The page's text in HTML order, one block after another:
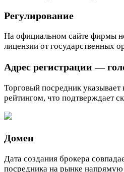
Регулирование
На официальном сайте фирмы
лицензии от государственных
Адрес регистрации —
Торговый посредник
рейтингом, что подтверждает
Домен
Дата создания брокера
посредника на рынке